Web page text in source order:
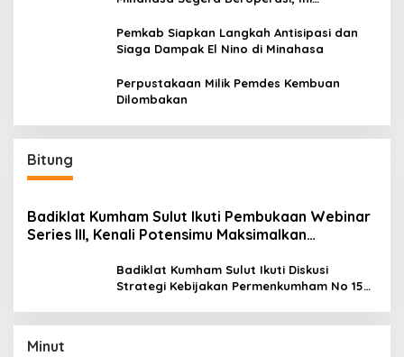
Pemkab Siapkan Langkah Antisipasi dan
Siaga Dampak El Nino di Minahasa
Perpustakaan Milik Pemdes Kembuan
Dilombakan
Bitung
Badiklat Kumham Sulut Ikuti Pembukaan Webinar
Series III, Kenali Potensimu Maksimalkan
Badiklat Kumham Sulut Ikuti Diskusi
Strategi Kebijakan Permenkumham No 15
Minut